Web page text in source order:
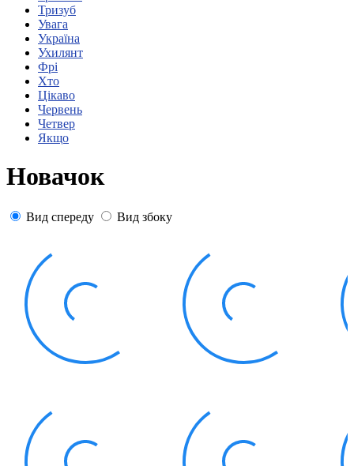
Статут УТОГ
Нормативна база УТОГ
Конвенція ООН
Законодавство
Міжнародні документи
Тризуб
Увага
Україна
Ухилянт
Фрі
Хто
Цікаво
Червень
Четвер
Якщо
Новачок
Вид спереду Вид збоку